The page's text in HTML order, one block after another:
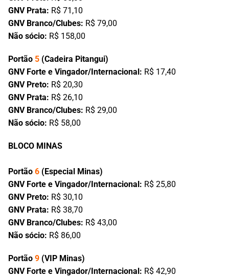
GNV Prata: R$ 71,10
GNV Branco/Clubes: R$ 79,00
Não sócio: R$ 158,00
Portão 5 (Cadeira Pitangui)
GNV Forte e Vingador/Internacional: R$ 17,40
GNV Preto: R$ 20,30
GNV Prata: R$ 26,10
GNV Branco/Clubes: R$ 29,00
Não sócio: R$ 58,00
BLOCO MINAS
Portão 6 (Especial Minas)
GNV Forte e Vingador/Internacional: R$ 25,80
GNV Preto: R$ 30,10
GNV Prata: R$ 38,70
GNV Branco/Clubes: R$ 43,00
Não sócio: R$ 86,00
Portão 9 (VIP Minas)
GNV Forte e Vingador/Internacional: R$ 42,90